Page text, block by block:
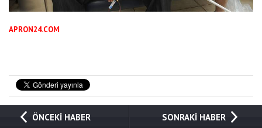
APRON24.COM
ÖNCEKİ HABER SONRAKİ HABER